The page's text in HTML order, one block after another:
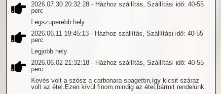
2026.07.30 20:32:28 - Házhoz szállítás, Szállítási idő: 40-55
perc
Legszuperebb hely
2026.06.11 19:45:13 - Házhoz szállítás, Szállítási idő: 40-55
perc
Legjobb hely
2026.06.02 21:32:18 - Házhoz szállítás, Szállítási idő: 40-55
perc
Kevés volt a szósz a carbonara spagettin,így kicsit száraz
volt az étel.Ezen kívül finom,mindig az étel,bármit rendelünk.